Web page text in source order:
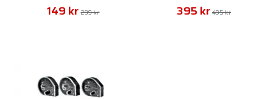
149 kr 299 kr 395 kr 495 kr